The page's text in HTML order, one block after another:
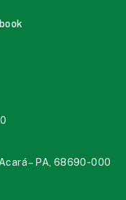
– PA, 68690-000